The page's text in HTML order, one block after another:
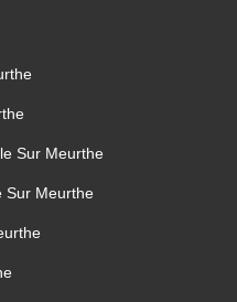
Sur Meurthe
Sur Meurthe